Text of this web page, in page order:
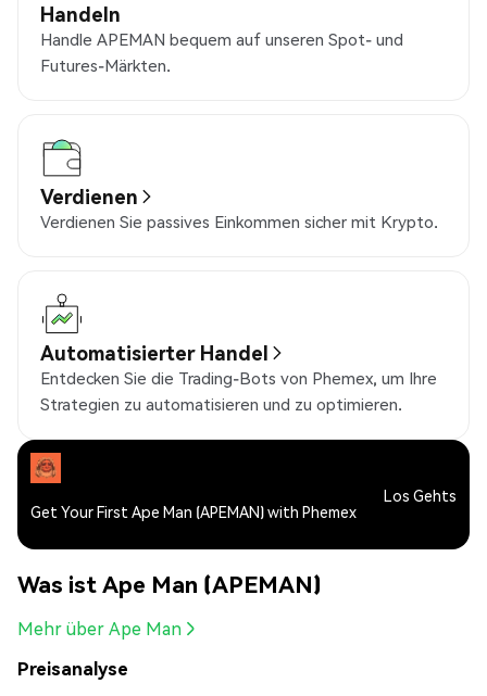
Handeln
Handle APEMAN bequem auf unseren Spot- und
Futures-Märkten.
Verdienen
Verdienen Sie passives Einkommen sicher mit Krypto.
Automatisierter Handel
Entdecken Sie die Trading-Bots von Phemex, um Ihre
Strategien zu automatisieren und zu optimieren.
Get Your First Ape Man (APEMAN) with Phemex
Los Gehts
Was ist Ape Man (APEMAN)
Mehr über Ape Man
Preisanalyse